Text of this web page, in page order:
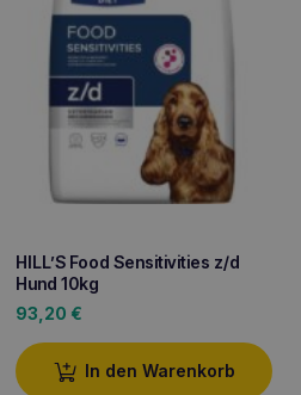
HILL’S Food Sensitivities z/d
Hund 10kg
93,20 €
In den Warenkorb